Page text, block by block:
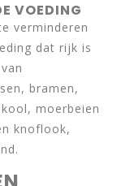
VOEDING
verminderen
dat rijk is
bramen,
moerbeien
knoflook,